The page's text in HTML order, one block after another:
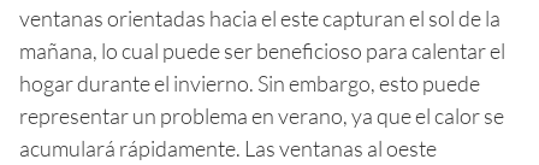
ventanas orientadas hacia el este capturan el sol de la
mañana, lo cual puede ser beneficioso para calentar el
hogar durante el invierno. Sin embargo, esto puede
representar un problema en verano, ya que el calor se
acumulará rápidamente. Las ventanas al oeste